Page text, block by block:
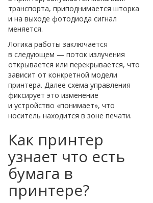
транспорта, приподнимается шторка
и на выходе фотодиода сигнал
меняется.
Логика работы заключается
в следующем — поток излучения
открывается или перекрывается, что
зависит от конкретной модели
принтера. Далее схема управления
фиксирует это изменение
и устройство «понимает», что
носитель находится в зоне печати.
Как принтер
узнает что есть
бумага в
принтере?